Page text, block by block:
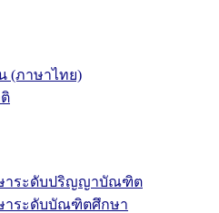
(ภาษาไทย)
าระดับปริญญาบัณฑิต
าระดับบัณฑิตศึกษา